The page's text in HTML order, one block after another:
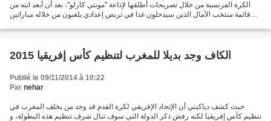
الكرة الفرنسية من خلال تصريحات أطلقها لإذاعة "مونتي كارلو"، بعد أن أبعد ابنه من
قائمة منتخب الآمال الذين سيدخلون غدا في تربص إعدادي يلعبون من خلاله مباراتين
الكاف وجد بديلا للمغرب لتنظيم كأس إفريقيا 2015
Publié le 09/11/2014 à 10:22
Par nehar
حيث كشف دياكيتي أن الإتحاد الإفريقي لكرة القدم قد وجد من يخلف المغرب في
تنظيم كأس إفريقيا لكنه رفض ذكر الدولة التي سوف تنال شرف تنظيم هذه البطولة، و